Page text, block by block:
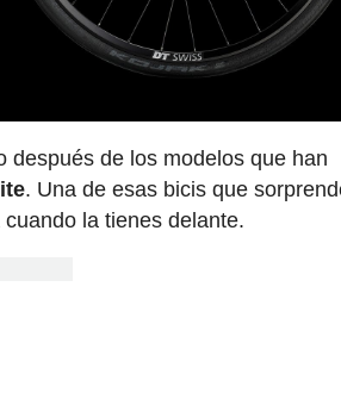
después de los modelos que han
. Una de esas bicis que
la tienes delante.